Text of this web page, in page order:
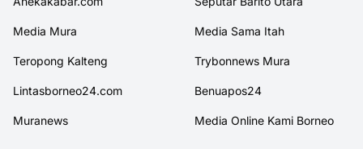
Media Mura Media Sama Itah
Teropong Kalteng Trybonnews Mura
Lintasborneo24.com Benuapos24
Muranews Media Online Kami Borneo